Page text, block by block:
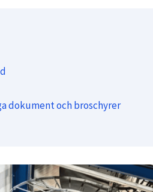
dokument och broschyrer